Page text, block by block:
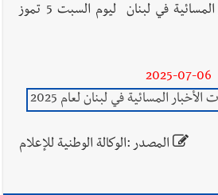
مقدمات نشرات الأخبار المسائية في لبنان ليوم السبت 5 تموز
2025-07-06
المسائية في لبنان لعام 2025
المصدر :الوكالة الوطنية للإعلام